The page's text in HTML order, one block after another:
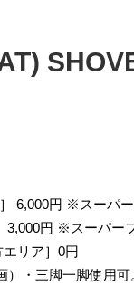
6,000円 ※スーパ
円 ※スーパー
リア］0円
・三脚一脚使用可